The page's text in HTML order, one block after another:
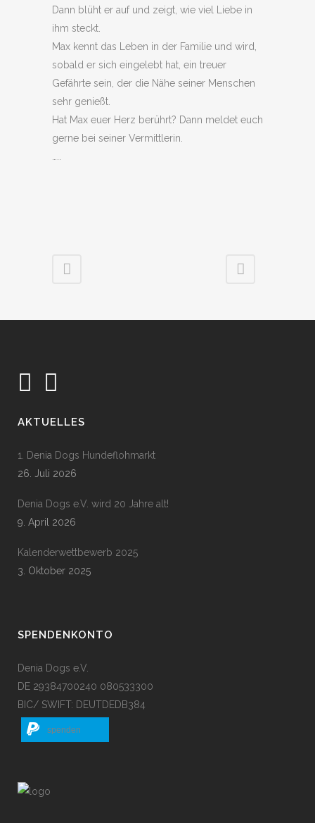
Dann blüht er auf und zeigt, wie viel Liebe in
ihm steckt.
Max kennt das Leben in der Familie und wird,
sobald er sich eingelebt hat, ein treuer
Gefährte sein, der die Nähe seiner Menschen
sehr genießt.
Hat Max euer Herz berührt? Dann meldet euch
gerne bei seiner Vermittlerin.
…..
AKTUELLES
1. Denia Dogs Hundeflohmarkt
26. Juli 2026
Denia Dogs e.V. wird 20 Jahre alt!
9. April 2026
Kalenderwettbewerb 2025
3. Oktober 2025
SPENDENKONTO
Denia Dogs e.V.
DE 29384700240 080533300
BIC/ SWIFT: DEUTDEDB384
spenden